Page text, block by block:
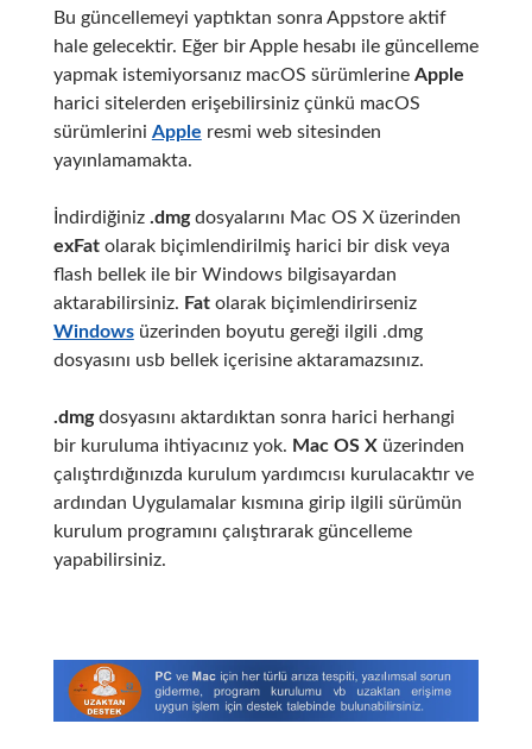
Bu güncellemeyi yaptıktan sonra Appstore aktif
hale gelecektir. Eğer bir Apple hesabı ile güncelleme
yapmak istemiyorsanız macOS sürümlerine Apple
harici sitelerden erişebilirsiniz çünkü macOS
sürümlerini Apple resmi web sitesinden
yayınlamamakta.
İndirdiğiniz .dmgdosyalarını Mac OS X üzerinden
exFatolarak biçimlendirilmiş harici bir disk veya
flash bellek ile bir Windows bilgisayardan
aktarabilirsiniz. Fatolarak biçimlendirirseniz
Windowsüzerinden boyutu gereği ilgili .dmg
dosyasını usb bellek içerisine aktaramazsınız.
.dmgdosyasını aktardıktan sonra harici herhangi
bir kuruluma ihtiyacınız yok. Mac OS Xüzerinden
çalıştırdığınızda kurulum yardımcısı kurulacaktır ve
ardından Uygulamalar kısmına girip ilgili sürümün
kurulum programını çalıştırarak güncelleme
yapabilirsiniz.